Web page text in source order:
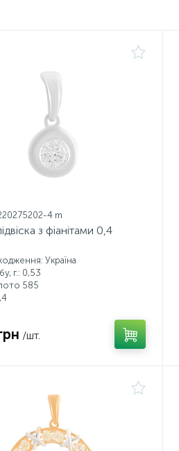
4 m
з фіанітами 0,4
Україна
г.: 0,53
585
/шт.